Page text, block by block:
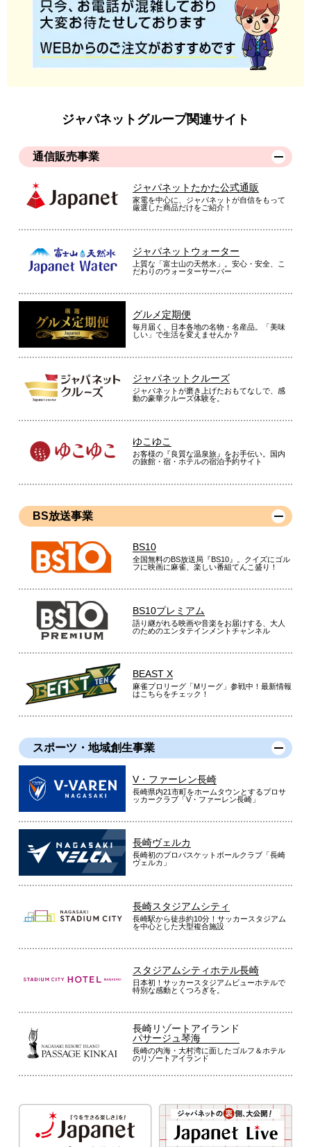
ジャパネットグループ関連サイト
通信販売事業
ジャパネットたかた公式通販
家電を中心に、ジャパネットが自信をもって
厳選した商品だけをご紹介！
ジャパネットウォーター
上質な「富士山の天然水」。安心・安全、こ
だわりのウォーターサーバー
グルメ定期便
毎月届く、日本各地の名物・名産品。「美味
しい」で生活を変えませんか？
ジャパネットクルーズ
ジャパネットが磨き上げたおもてなしで、感
動の豪華クルーズ体験を。
ゆこゆこ
お客様の『良質な温泉旅』をお手伝い。国内
の旅館・宿・ホテルの宿泊予約サイト
BS放送事業
BS10
全国無料のBS放送局『BS10』。クイズにゴル
フに映画に麻雀、楽しい番組てんこ盛り！
BS10プレミアム
語り継がれる映画や音楽をお届けする、大人
のためのエンタテインメントチャンネル
BEAST X
麻雀プロリーグ「Mリーグ」参戦中！最新情報
はこちらをチェック！
スポーツ・地域創生事業
V・ファーレン長崎
長崎県内21市町をホームタウンとするプロサ
ッカークラブ「V・ファーレン長崎」
長崎ヴェルカ
長崎初のプロバスケットボールクラブ「長崎
ヴェルカ」
長崎スタジアムシティ
長崎駅から徒歩約10分！サッカースタジアム
を中心とした大型複合施設
スタジアムシティホテル長崎
日本初！サッカースタジアムビューホテルで
特別な感動とくつろぎを。
長崎リゾートアイランド
パサージュ琴海
長崎の内海・大村湾に面したゴルフ＆ホテル
のリゾートアイランド